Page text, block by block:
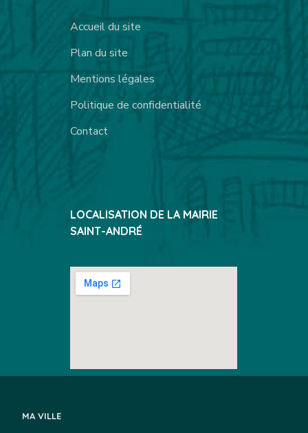
Accueil du site
Plan du site
Mentions légales
Politique de confidentialité
Contact
LOCALISATION DE LA MAIRIE
SAINT-ANDRÉ
MA VILLE